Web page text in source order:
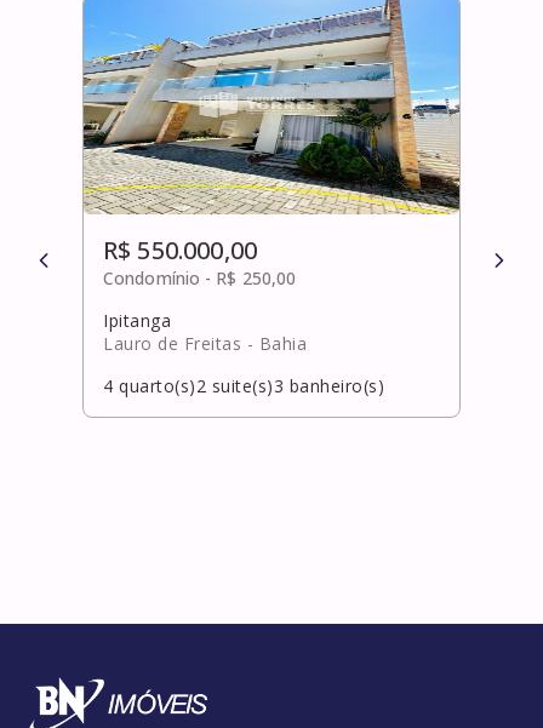
R$ 550.000,00
Condomínio - R$ 250,00
Ipitanga
Lauro de Freitas - Bahia
4 quarto(s)2 suite(s)3 banheiro(s)
R$